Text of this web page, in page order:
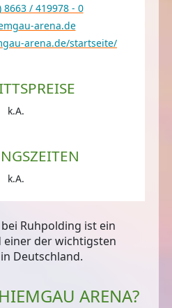
8663 / 419978 - 0
arena.de
arena.de/startseite/
k.A.
k.A.
Ruhpolding ist ein
einer der wichtigsten
Deutschland.
ARENA?